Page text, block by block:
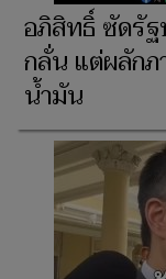
อภิสิทธิ์ ซัดรัฐ
กลั่น แต่ผลักภ
น้ำมัน